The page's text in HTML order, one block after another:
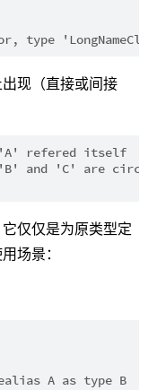
type
现（直接或间接
refered itself
and 'C' are
仅仅是为原类型定
场景：
A as type B